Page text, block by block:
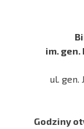
im.
ul. gen.
Godziny